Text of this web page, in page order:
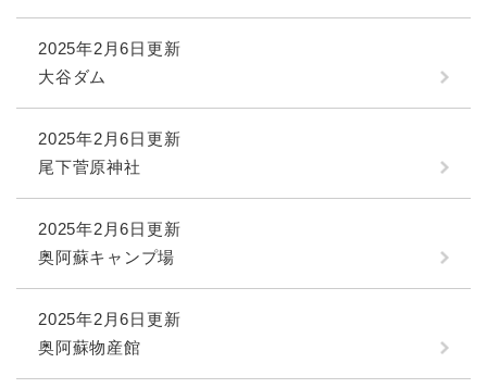
2025年2月6日更新
大谷ダム
2025年2月6日更新
尾下菅原神社
2025年2月6日更新
奥阿蘇キャンプ場
2025年2月6日更新
奥阿蘇物産館